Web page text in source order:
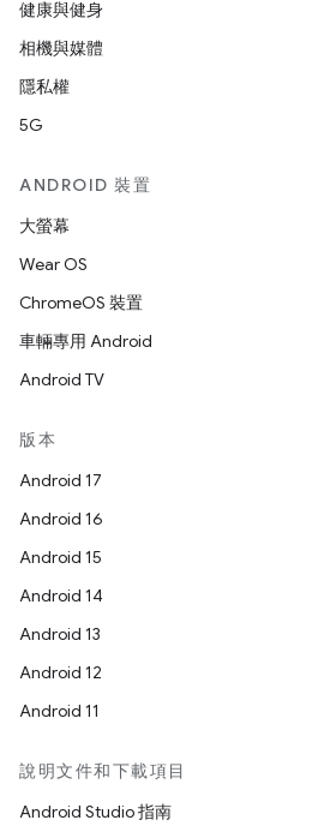
健康與健身
相機與媒體
隱私權
5G
ANDROID 裝置
大螢幕
Wear OS
ChromeOS 裝置
車輛專用 Android
Android TV
版本
Android 17
Android 16
Android 15
Android 14
Android 13
Android 12
Android 11
說明文件和下載項目
Android Studio 指南